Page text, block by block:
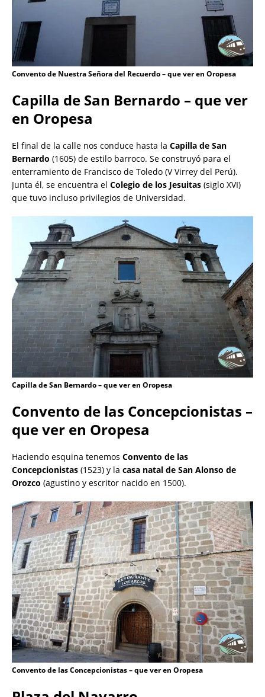
Convento de Nuestra Señora del Recuerdo – que ver en Oropesa
Capilla de San Bernardo – que ver
en Oropesa
El final de la calle nos conduce hasta la Capilla de San
Bernardo (1605) de estilo barroco. Se construyó para el
enterramiento de Francisco de Toledo (V Virrey del Perú).
Junta él, se encuentra el Colegio de los Jesuitas (siglo XVI)
que tuvo incluso privilegios de Universidad.
Capilla de San Bernardo – que ver en Oropesa
Convento de las Concepcionistas –
que ver en Oropesa
Haciendo esquina tenemos Convento de las
Concepcionistas (1523) y la casa natal de San Alonso de
Orozco (agustino y escritor nacido en 1500).
Convento de las Concepcionistas – que ver en Oropesa